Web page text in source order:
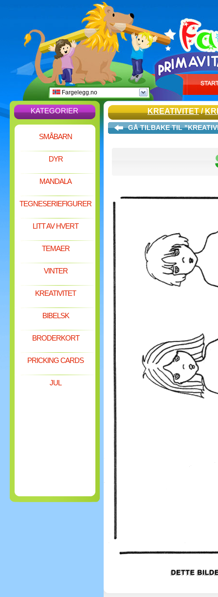
Fargelegg.no
KATEGORIER
SMÅBARN
DYR
MANDALA
TEGNESERIEFIGURER
LITT AV HVERT
TEMAER
VINTER
KREATIVITET
BIBELSK
BRODERKORT
PRICKING CARDS
JUL
KREATIVITET/
GÅ TILBAKE TIL